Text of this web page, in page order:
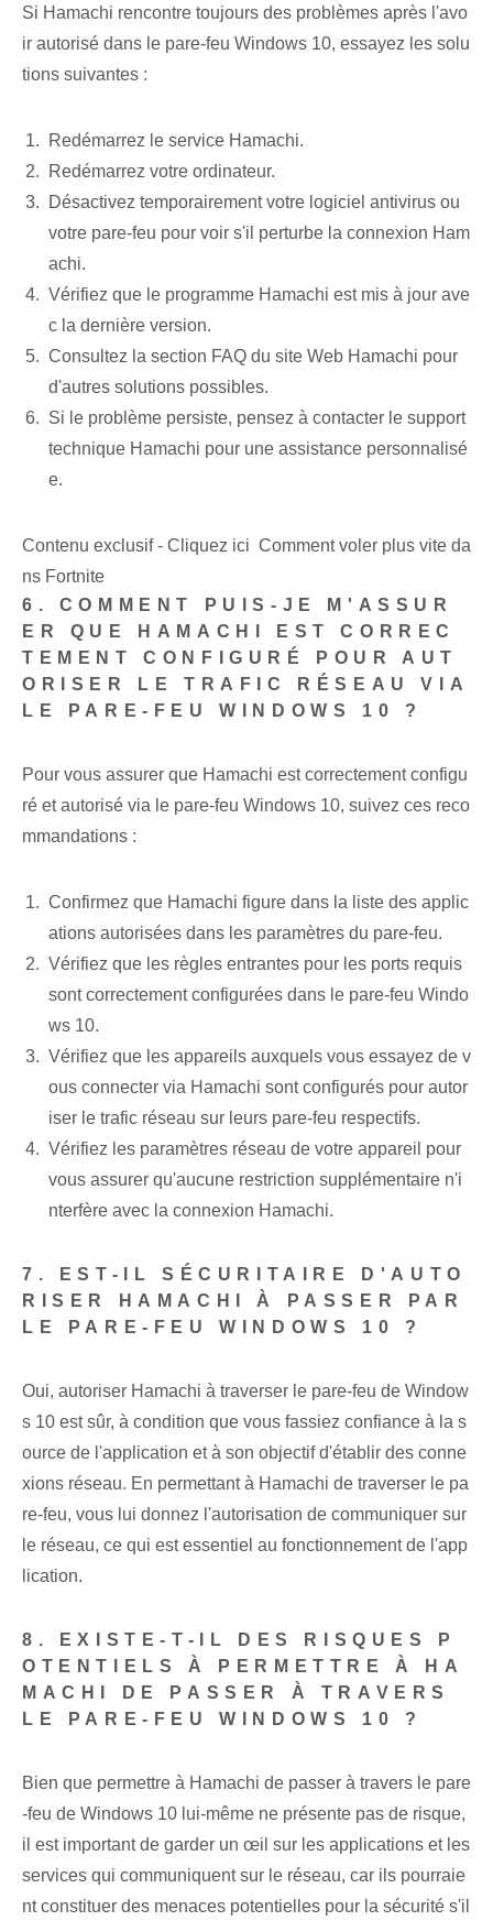
Si Hamachi rencontre toujours des problèmes après l'avo
ir autorisé dans le pare-feu Windows 10, essayez les solu
tions suivantes :
Redémarrez le service Hamachi.
Redémarrez votre ordinateur.
Désactivez temporairement votre logiciel antivirus ou
votre pare-feu pour voir s'il perturbe la connexion Ham
achi.
Vérifiez que le programme Hamachi est mis à jour ave
c la dernière version.
Consultez la section FAQ du site Web Hamachi pour
d'autres solutions possibles.
Si le problème persiste, pensez à contacter le support
technique Hamachi pour une assistance personnalisé
e.
Contenu exclusif - Cliquez ici Comment voler plus vite da
ns Fortnite
6. COMMENT PUIS-JE M'ASSUR
ER QUE HAMACHI EST CORREC
TEMENT CONFIGURÉ POUR AUT
ORISER LE TRAFIC RÉSEAU VIA
LE PARE-FEU WINDOWS 10 ?
Pour vous assurer que Hamachi est correctement configu
ré et autorisé via le pare-feu Windows 10, suivez ces reco
mmandations :
Confirmez que Hamachi figure dans la liste des applic
ations autorisées dans les paramètres du pare-feu.
Vérifiez que les règles entrantes pour les ports requis
sont correctement configurées dans le pare-feu Windo
ws 10.
Vérifiez que les appareils auxquels vous essayez de v
ous connecter via Hamachi sont configurés pour autor
iser le trafic réseau sur leurs pare-feu respectifs.
Vérifiez les paramètres réseau de votre appareil pour
vous assurer qu'aucune restriction supplémentaire n'i
nterfère avec la connexion Hamachi.
7. EST-IL SÉCURITAIRE D'AUTO
RISER HAMACHI À PASSER PAR
LE PARE-FEU WINDOWS 10 ?
Oui, autoriser Hamachi à traverser le pare-feu de Window
s 10 est sûr, à condition que vous fassiez confiance à la s
ource de l'application et à son objectif d'établir des conne
xions réseau. En permettant à Hamachi de traverser le pa
re-feu, vous lui donnez l'autorisation de communiquer sur
le réseau, ce qui est essentiel au fonctionnement de l'app
lication.
8. EXISTE-T-IL DES RISQUES P
OTENTIELS À PERMETTRE À HA
MACHI DE PASSER À TRAVERS
LE PARE-FEU WINDOWS 10 ?
Bien que permettre à Hamachi de passer à travers le pare
-feu de Windows 10 lui-même ne présente pas de risque,
il est important de garder un œil sur les applications et les
services qui communiquent sur le réseau, car ils pourraie
nt constituer des menaces potentielles pour la sécurité s'il